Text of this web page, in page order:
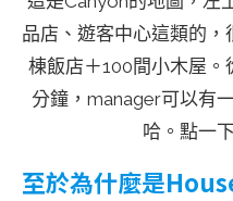
品店、遊客中心這類的
棟飯店＋100間小木屋。
分鐘，manager可以有
哈。點一
至於為什麼是